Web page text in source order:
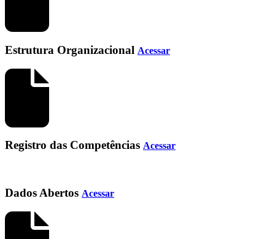
Estrutura Organizacional Acessar
Registro das Competências Acessar
Dados Abertos Acessar